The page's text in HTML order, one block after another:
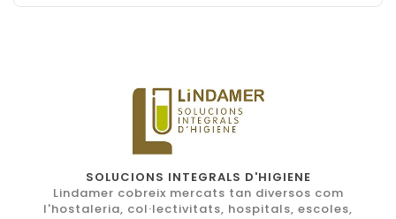
SOLUCIONS INTEGRALS D'HIGIENE
Lindamer cobreix mercats tan diversos com
l'hostaleria, col·lectivitats, hospitals, escoles,